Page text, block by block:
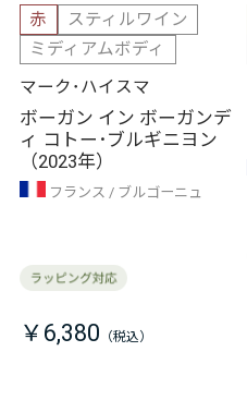
赤
スティルワイン
ミディアムボディ
マーク･ハイスマ
ボーガン イン ボーガンデ
ィ コトー･ブルギニヨン
（2023年）
フランス ブルゴーニュ
￥6,380